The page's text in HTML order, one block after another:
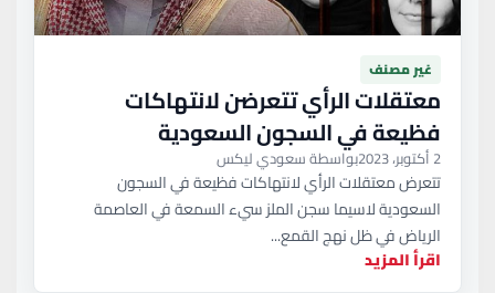
غير مصنف
معتقلات الرأي تتعرضن لانتهاكات
فظيعة في السجون السعودية
2 أكتوبر، 2023 بواسطة سعودي ليكس
تتعرض معتقلات الرأي لانتهاكات فظيعة في السجون
السعودية لاسيما سجن الملز سيء السمعة في العاصمة
الرياض في ظل نهج القمع...
اقرأ المزيد